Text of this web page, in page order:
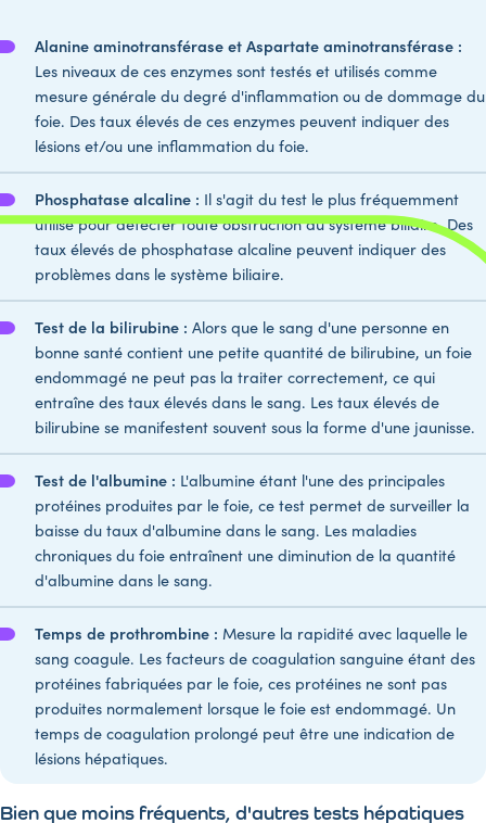
Alanine aminotransférase et Aspartate aminotransférase :
Les niveaux de ces enzymes sont testés et utilisés comme
mesure générale du degré d'inflammation ou de dommage du
foie. Des taux élevés de ces enzymes peuvent indiquer des
lésions et/ou une inflammation du foie.
Phosphatase alcaline : Il s'agit du test le plus fréquemment
utilisé pour détecter toute obstruction du système biliaire. Des
taux élevés de phosphatase alcaline peuvent indiquer des
problèmes dans le système biliaire.
Test de la bilirubine : Alors que le sang d'une personne en
bonne santé contient une petite quantité de bilirubine, un foie
endommagé ne peut pas la traiter correctement, ce qui
entraîne des taux élevés dans le sang. Les taux élevés de
bilirubine se manifestent souvent sous la forme d'une jaunisse.
Test de l'albumine : L'albumine étant l'une des principales
protéines produites par le foie, ce test permet de surveiller la
baisse du taux d'albumine dans le sang. Les maladies
chroniques du foie entraînent une diminution de la quantité
d'albumine dans le sang.
Temps de prothrombine : Mesure la rapidité avec laquelle le
sang coagule. Les facteurs de coagulation sanguine étant des
protéines fabriquées par le foie, ces protéines ne sont pas
produites normalement lorsque le foie est endommagé. Un
temps de coagulation prolongé peut être une indication de
lésions hépatiques.
Bien que moins fréquents, d'autres tests hépatiques